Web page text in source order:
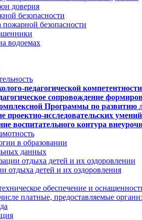
доверия
безопасности
безопасности
водоемах
педагогической
сопровождение
Программы по развитию
проектно-исследовательских
воспитательного контура
в образовании
данных
отдыха детей и их оздоровлении
отдыха детей и их оздоровления
обеспечение и
платные, предоставляемые